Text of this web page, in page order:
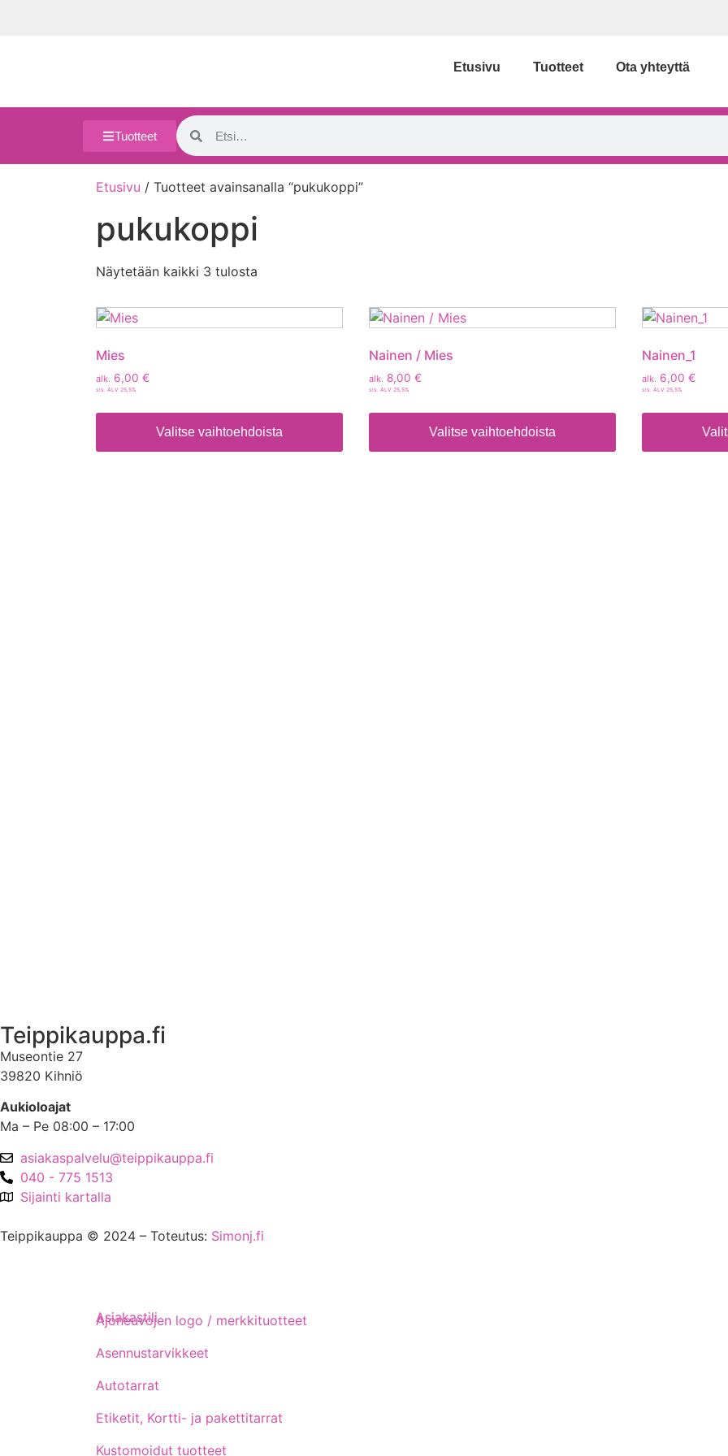
Etusivu Tuotteet Ota yhteyttä
Tuotteet
Etusivu / Tuotteet avainsanalla “pukukoppi”
pukukoppi
Näytetään kaikki 3 tulosta
Mies
alk. 6,00 €
sis. ALV 25,5%
Valitse vaihtoehdoista
Nainen / Mies
alk. 8,00 €
sis. ALV 25,5%
Valitse vaihtoehdoista
Nainen_1
alk. 6,00 €
sis. ALV 25,5%
Teippikauppa.fi
Museontie 27
39820 Kihniö
Aukioloajat
Ma – Pe 08:00 – 17:00
asiakaspalvelu@teippikauppa.fi
040 - 775 1513
Sijainti kartalla
Teippikauppa © 2024 – Toteutus: Simonj.fi
Ajoneuvojen logo / merkkituotteet
Asennustarvikkeet
Autotarrat
Etiketit, Kortti- ja pakettitarrat
Kustomoidut tuotteet
Asiakastili